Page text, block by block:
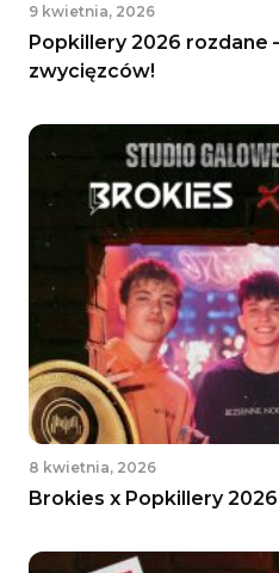
9 kwietnia, 2026
Popkillery 2026 rozdane
zwycięzców!
8 kwietnia, 2026
Brokies x Popkillery